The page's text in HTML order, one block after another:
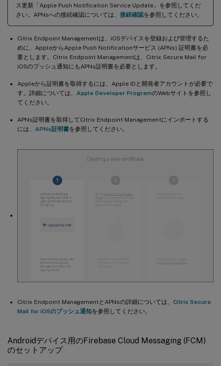
ス更新「Apple Push Notification Service Update」を参照してくだ
さい。APNsへの接続確認については、 接続確認を参照してください。
Citrix Endpoint Managementは、iOSデバイスを登録および管理するた
めに、AppleからApple Push Notificationサービス (APNs) 証明書を必
要とします。Citrix Endpoint Managementは、Citrix Secure Mail for
iOSのプッシュ通知にもAPNs証明書を必要とします。
Appleから証明書を取得するには、Apple IDと開発者アカウントが必要で
す。詳細については、 Apple Developer ProgramのWebサイトを参照し
てください。
APNs証明書を取得してCitrix Endpoint Managementにインポートする
には、 APNs証明書を参照してください。
Citrix Endpoint ManagementとAPNsの詳細については、 Citrix Secure
Mail for iOSのプッシュ通知を参照してください。
Androidデバイス用のFirebase Cloud Messaging (FCM)
のセットアップ